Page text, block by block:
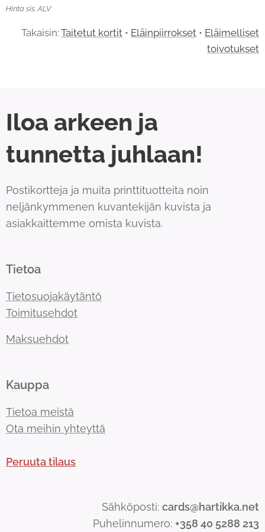
Hinta sis. ALV
Takaisin: Taitetut kortit • Eläinpiirrokset • Eläimelliset
toivotukset
Iloa arkeen ja
tunnetta juhlaan!
Postikortteja ja muita printtituotteita noin
neljänkymmenen kuvantekijän kuvista ja
asiakkaittemme omista kuvista.
Tietoa
Tietosuojakäytäntö
Toimitusehdot
Maksuehdot
Kauppa
Tietoa meistä
Ota meihin yhteyttä
Peruuta tilaus
Sähköposti: cards@hartikka.net
Puhelinnumero: +358 40 5288 213